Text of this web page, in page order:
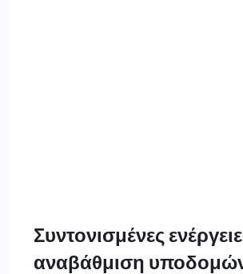
Συντονισμένες
αναβάθμιση